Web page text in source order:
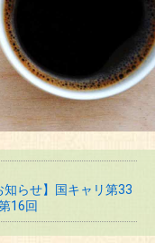
知らせ】国キャリ第33
16回